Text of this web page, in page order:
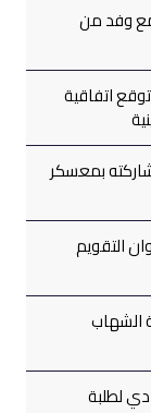
وفد من
اتفاقية
بمعسكر
التقويم
الشهاب
لطلبة